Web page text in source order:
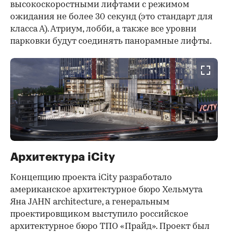
высокоскоростными лифтами с режимом
ожидания не более 30 секунд (это стандарт для
класса А). Атриум, лобби, а также все уровни
парковки будут соединять панорамные лифты.
Архитектура iCity
Концепцию проекта iCity разработало
американское архитектурное бюро Хельмута
Яна JAHN architecture, а генеральным
проектировщиком выступило российское
архитектурное бюро ТПО «Прайд». Проект был